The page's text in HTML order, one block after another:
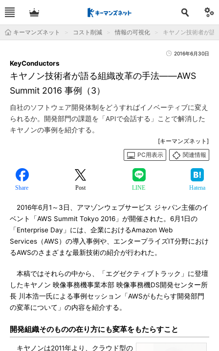
キーマンズネット コスト削減 情報の可視化 キヤノン技術者が
2016年6月30日
キヤノン技術者が語る組織改革の手法――AWS
Summit 2016 事例（3）
KeyConductors
自社のソフトウェア開発体制をどうすればイノベーティブに変え
られるか。開発部門の課題を「APIで会話する」ことで解消した
キヤノンの事例を紹介する。
[キーマンズネット]
PC用表示
関連情報
Share Post LINE Hatena
2016年6月1～3日、アマゾンウェブサービス ジャパン主催のイ
ベント「AWS Summit Tokyo 2016」が開催された。6月1日の
「Enterprise Day」には、企業におけるAmazon Web
Services（AWS）の導入事例や、エンタープライズIT分野におけ
るAWSのさまざまな最新技術の紹介が行われた。
本稿ではそれらの中から、「エグゼクティブトラック」に登壇
したキヤノン 映像事務機事業本部 映像事務機DS開発センター所
長 川本浩一氏による事例セッション「AWSがもたらす開発部門
の変革について」の内容を紹介する。
開発組織そのものの在り方にも変革をもたらすこと
キヤノンは2011年より、クラウド型の